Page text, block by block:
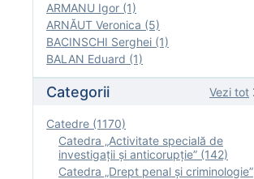
ARMANU Igor (1)
ARNĂUT Veronica (5)
BACINSCHI Serghei (1)
BALAN Eduard (1)
Categorii Vezi tot
Catedre (1170)
Catedra „Activitate specială de
investigaţii şi anticorupție” (142)
Catedra „Drept penal și criminologie”